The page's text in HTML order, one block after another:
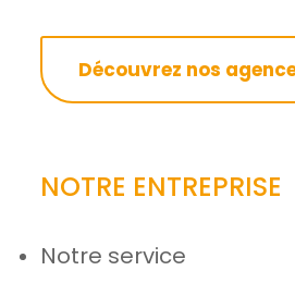
Découvrez nos
NOTRE ENTREPRISE
Notre service